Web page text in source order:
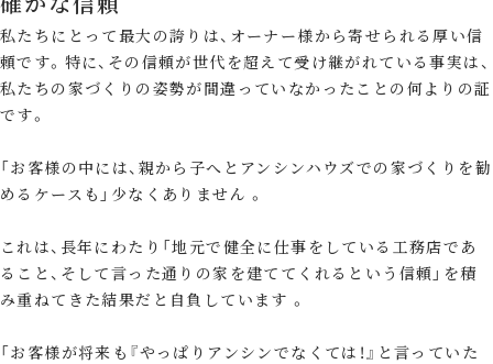
私たちにとって最大の誇りは、オーナー様から寄せられる厚い信
頼です。特に、その信頼が世代を超えて受け継がれている事実は、
私たちの家づくりの姿勢が間違っていなかったことの何よりの証
です。
「お客様の中には、親から子へとアンシンハウズでの家づくりを勧
めるケースも」少なくありません 。
これは、長年にわたり「地元で健全に仕事をしている工務店であ
ること、そして言った通りの家を建ててくれるという信頼」を積
み重ねてきた結果だと自負しています 。
「お客様が将来も『やっぱりアンシンでなくては！』と言っていた